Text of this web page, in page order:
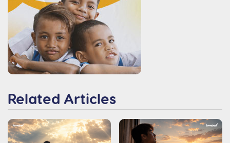
Related Articles